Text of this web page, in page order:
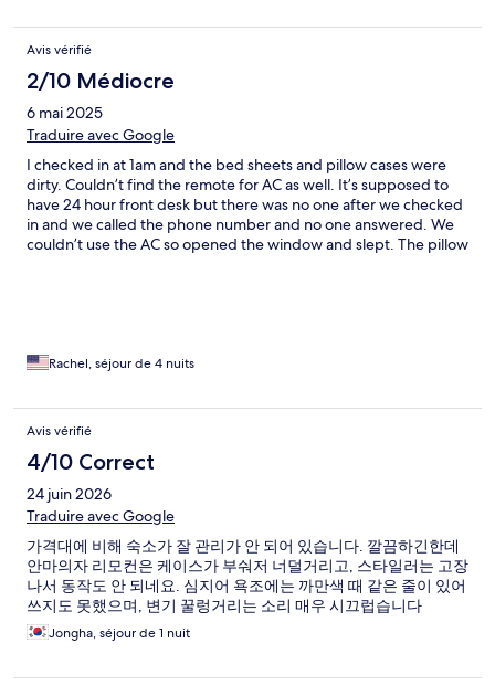
Avis vérifié
2/10 Médiocre
6 mai 2025
Traduire avec Google
I checked in at 1am and the bed sheets and pillow cases were
dirty. Couldn’t find the remote for AC as well. It’s supposed to
have 24 hour front desk but there was no one after we checked
in and we called the phone number and no one answered. We
couldn’t use the AC so opened the window and slept. The pillow
I talked to hotels.com and they said they had hard time talking
that I did not stay. I visited Korea for my dad’s funeral and my
mom’s place has only one bathroom so that’s why I booked the
and got charged for almost $400
Rachel, séjour de 4 nuits
Avis vérifié
4/10 Correct
24 juin 2026
Traduire avec Google
가격대에 비해 숙소가 잘 관리가 안 되어 있습니다. 깔끔하긴한데
안마의자 리모컨은 케이스가 부숴저 너덜거리고, 스타일러는 고장
나서 동작도 안 되네요. 심지어 욕조에는 까만색 때 같은 줄이 있어
쓰지도 못했으며, 변기 꿀렁거리는 소리 매우 시끄럽습니다
Jongha, séjour de 1 nuit